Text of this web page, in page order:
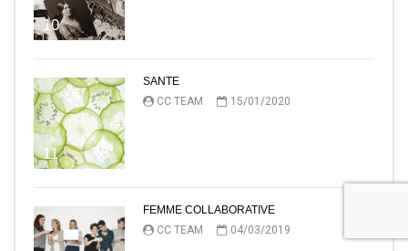
10
11
SANTE
CC TEAM
15/01/2020
FEMME COLLABORATIVE
CC TEAM
04/03/2019